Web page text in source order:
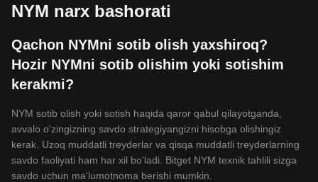
NYM narx bashorati
Qachon NYMni sotib olish yaxshiroq?
Hozir NYMni sotib olishim yoki sotishim
kerakmi?
NYM sotib olish yoki sotish haqida qaror qabul qilayotganda,
avvalo o'zingizning savdo strategiyangizni hisobga olishingiz
kerak. Uzoq muddatli treyderlar va qisqa muddatli treyderlarning
savdo faoliyati ham har xil bo'ladi. Bitget NYM texnik tahlili sizga
savdo uchun ma'lumotnoma berishi mumkin.